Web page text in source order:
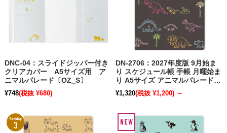
DNC-04：スライドジッパー付き
クリアカバー A5サイズ用 ア
ニマルパレード〔OZ_S〕
¥748(税抜 ¥680)
DN-2706：2027年度版 9月始ま
り スケジュール帳 手帳 月曜始ま
り A5サイズ アニマルパレード
ダイナソー〔OZ_S〕【ポスト便
送料無料キャンペーン開催中！】
¥1,320(税抜 ¥1,200) ～